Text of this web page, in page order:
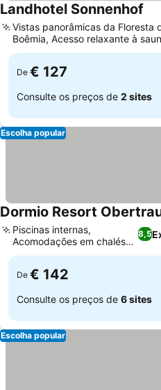
Landhotel Sonnenhof
Vistas panorâmicas da Floresta
Boêmia, Acesso relaxante à
De € 127
Consulte os preços de 2 sites
Escolha popular
Dormio Resort
8,5
Piscinas internas,
Acomodações em chalés
alpinos
De € 142
Consulte os preços de 6 sites
Escolha popular